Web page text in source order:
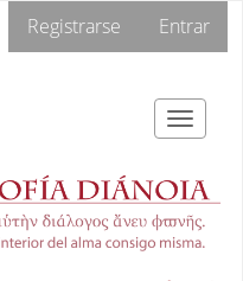
Registrarse Entrar
Toggle